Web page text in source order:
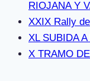
RIOJANA Y
XXIX Rally
XL SUBIDA A
X TRAMO